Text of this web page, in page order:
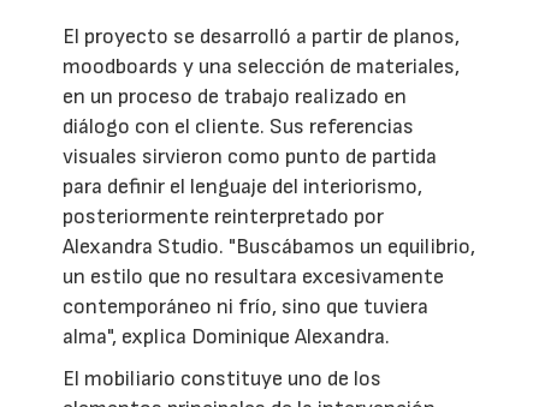
El proyecto se desarrolló a partir de planos,
moodboards y una selección de materiales,
en un proceso de trabajo realizado en
diálogo con el cliente. Sus referencias
visuales sirvieron como punto de partida
para definir el lenguaje del interiorismo,
posteriormente reinterpretado por
Alexandra Studio. "Buscábamos un equilibrio,
un estilo que no resultara excesivamente
contemporáneo ni frío, sino que tuviera
alma", explica Dominique Alexandra.
El mobiliario constituye uno de los